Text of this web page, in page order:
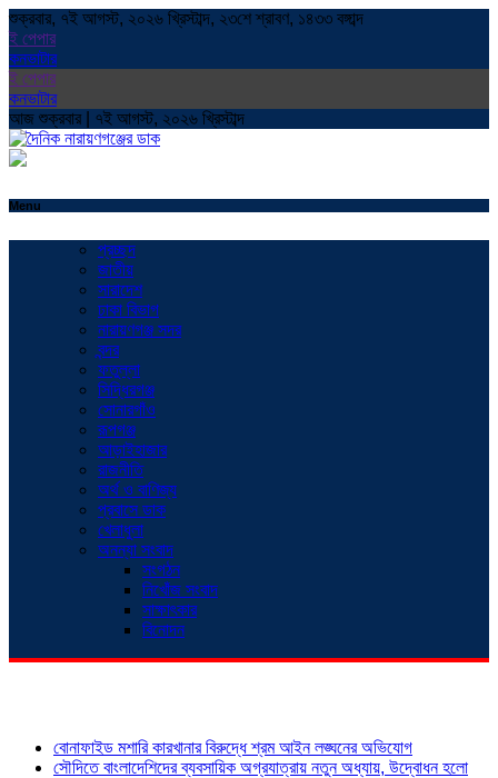
শুক্রবার, ৭ই আগস্ট, ২০২৬ খ্রিস্টাব্দ, ২৩শে শ্রাবণ, ১৪৩৩ বঙ্গাব্দ
ই পেপার
কনভাটার
ই পেপার
কনভাটার
আজ শুক্রবার | ৭ই আগস্ট, ২০২৬ খ্রিস্টাব্দ
Menu
প্রচ্ছদ
জাতীয়
সারাদেশ
ঢাকা বিভাগ
নারায়ণগঞ্জ সদর
বন্দর
ফতুল্লা
সিদ্ধিরগঞ্জ
সোনারগাঁও
রূপগঞ্জ
আড়াইহাজার
রাজনীতি
অর্থ ও বাণিজ্য
প্রবাসে ডাক
খেলাধুলা
অনন্যা সংবাদ
সংগঠন
নিখোঁজ সংবাদ
সাক্ষাৎকার
বিনোদন
বোনাফাইড মশারি কারখানার বিরুদ্ধে শ্রম আইন লঙ্ঘনের অভিযোগ
সৌদিতে বাংলাদেশিদের ব্যবসায়িক অগ্রযাত্রায় নতুন অধ্যায়, উদ্বোধন হলো